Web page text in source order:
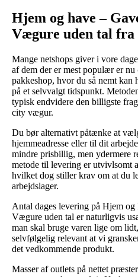
Hjem og have –
Vægure uden tal fra
Mange netshops giver i vore
af dem der er mest populær er nu
pakkeshop, hvor du så nemt kan
på et selvvalgt tidspunkt.
typisk endvidere den billigste
city vægur.
Du bør alternativt påtænke at
hjemmeadresse eller til dit
mindre prisbillig, men ydermere
metode til levering er utvivlsomt
hvilket dog stiller krav om at du
arbejdslager.
Antal dages levering på Hjem
Vægure uden tal er naturligvis
man skal bruge varen lige om
selvfølgelig relevant at vi
det vedkommende produkt.
Masser af outlets på nettet